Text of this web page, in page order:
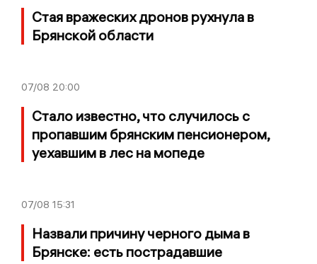
Стая вражеских дронов рухнула в
Брянской области
07/08 20:00
Стало известно, что случилось с
пропавшим брянским пенсионером,
уехавшим в лес на мопеде
07/08 15:31
Назвали причину черного дыма в
Брянске: есть пострадавшие